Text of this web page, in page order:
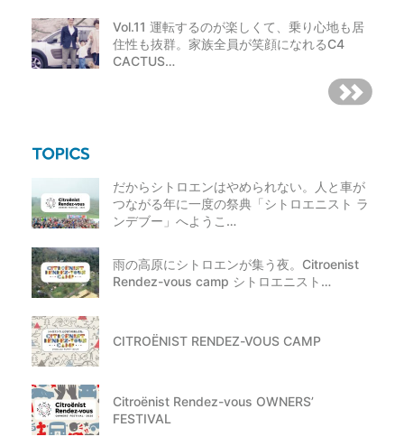
Vol.11 運転するのが楽しくて、乗り心地も居
住性も抜群。家族全員が笑顔になれるC4
CACTUS…
だからシトロエンはやめられない。人と車が
つながる年に一度の祭典「シトロエニスト ラ
ンデブー」へようこ…
雨の高原にシトロエンが集う夜。Citroenist
Rendez-vous camp シトロエニスト…
CITROËNIST RENDEZ-VOUS CAMP
Citroënist Rendez-vous OWNERS’
FESTIVAL